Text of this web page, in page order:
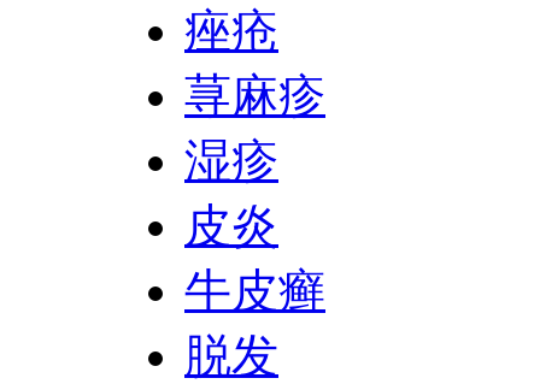
痤疮
荨麻疹
湿疹
皮炎
牛皮癣
脱发